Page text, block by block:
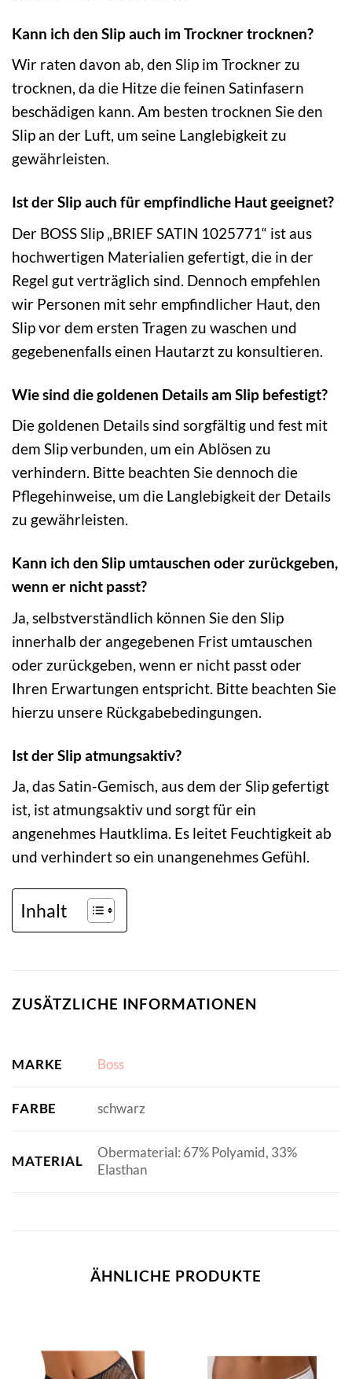
Kann ich den Slip auch im Trockner trocknen?
Wir raten davon ab, den Slip im Trockner zu
trocknen, da die Hitze die feinen Satinfasern
beschädigen kann. Am besten trocknen Sie den
Slip an der Luft, um seine Langlebigkeit zu
gewährleisten.
Ist der Slip auch für empfindliche Haut geeignet?
Der BOSS Slip „BRIEF SATIN 1025771“ ist aus
hochwertigen Materialien gefertigt, die in der
Regel gut verträglich sind. Dennoch empfehlen
wir Personen mit sehr empfindlicher Haut, den
Slip vor dem ersten Tragen zu waschen und
gegebenenfalls einen Hautarzt zu konsultieren.
Wie sind die goldenen Details am Slip befestigt?
Die goldenen Details sind sorgfältig und fest mit
dem Slip verbunden, um ein Ablösen zu
verhindern. Bitte beachten Sie dennoch die
Pflegehinweise, um die Langlebigkeit der Details
zu gewährleisten.
Kann ich den Slip umtauschen oder zurückgeben,
wenn er nicht passt?
Ja, selbstverständlich können Sie den Slip
innerhalb der angegebenen Frist umtauschen
oder zurückgeben, wenn er nicht passt oder
Ihren Erwartungen entspricht. Bitte beachten Sie
hierzu unsere Rückgabebedingungen.
Ist der Slip atmungsaktiv?
Ja, das Satin-Gemisch, aus dem der Slip gefertigt
ist, ist atmungsaktiv und sorgt für ein
angenehmes Hautklima. Es leitet Feuchtigkeit ab
und verhindert so ein unangenehmes Gefühl.
Inhalt
ZUSÄTZLICHE INFORMATIONEN
MARKE Boss
FARBE schwarz
MATERIAL
Obermaterial: 67% Polyamid, 33%
Elasthan
ÄHNLICHE PRODUKTE